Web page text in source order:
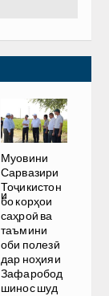
Муовини
Сарвазири
Тоҷикистон
бо корҳои
саҳроӣ ва
таъмини
оби полезӣ
дар ноҳияи
Зафаробод
шинос шуд